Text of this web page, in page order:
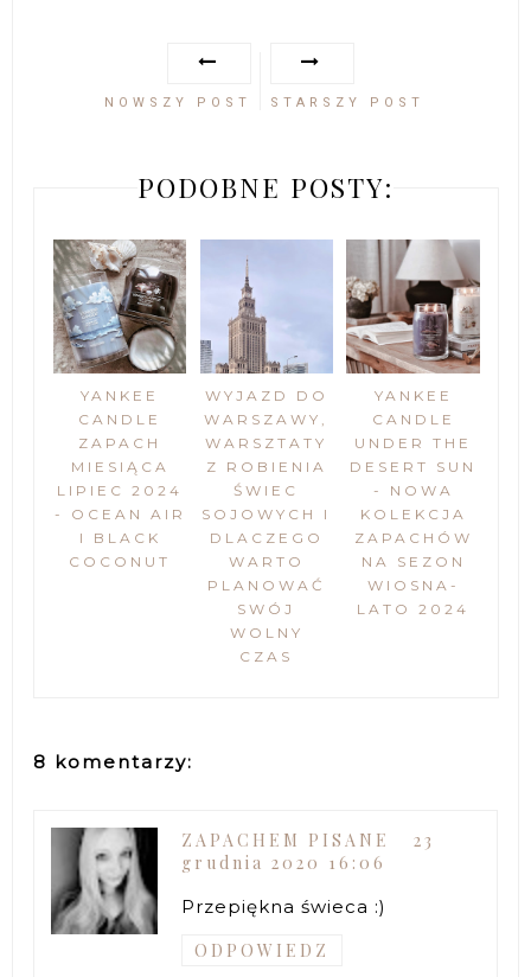
NOWSZY POST STARSZY POST
PODOBNE POSTY:
YANKEE
CANDLE
ZAPACH
MIESIĄCA
LIPIEC 2024
- OCEAN AIR
I BLACK
COCONUT
WYJAZD DO
WARSZAWY,
WARSZTATY
Z ROBIENIA
ŚWIEC
SOJOWYCH I
DLACZEGO
WARTO
PLANOWAĆ
SWÓJ
WOLNY
CZAS
YANKEE
CANDLE
UNDER THE
DESERT SUN
- NOWA
KOLEKCJA
ZAPACHÓW
NA SEZON
WIOSNA-
LATO 2024
8 komentarzy:
ZAPACHEM PISANE
23
grudnia 2020 16:06
Przepiękna świeca :)
ODPOWIEDZ